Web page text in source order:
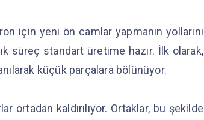
için yeni ön camlar yapmanın yollarını
süreç standart üretime hazır. İlk olarak,
küçük parçalara bölünüyor.
ortadan kaldırılıyor. Ortaklar, bu şekilde